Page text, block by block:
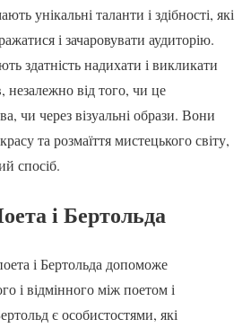
унікальні таланти і здібності, які
і зачаровувати аудиторію.
здатність надихати і викликати
незалежно від того, чи це
чи через візуальні образи. Вони
та розмаїття мистецького світу,
спосіб.
і Бертольда
і Бертольда допоможе
і відмінного між поетом і
є особистостями, які